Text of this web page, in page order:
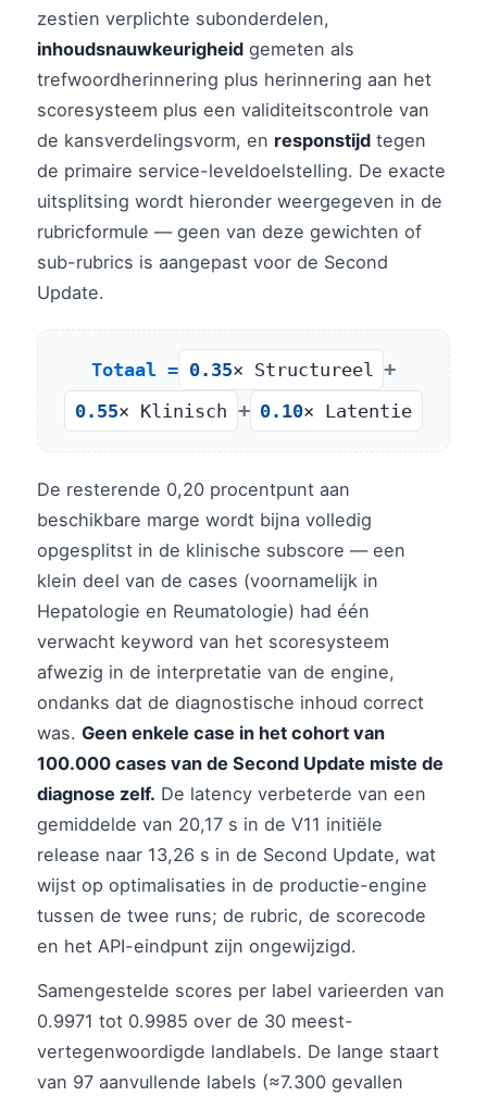
zestien verplichte subonderdelen,
inhoudsnauwkeurigheid gemeten als
trefwoordherinnering plus herinnering aan het
scoresysteem plus een validiteitscontrole van
de kansverdelingsvorm, en responstijd tegen
de primaire service-leveldoelstelling. De exacte
uitsplitsing wordt hieronder weergegeven in de
rubricformule — geen van deze gewichten of
sub-rubrics is aangepast voor de Second
Update.
Totaal = 0.35× Structureel +
0.55× Klinisch + 0.10× Latentie
De resterende 0,20 procentpunt aan
beschikbare marge wordt bijna volledig
opgesplitst in de klinische subscore — een
klein deel van de cases (voornamelijk in
Hepatologie en Reumatologie) had één
verwacht keyword van het scoresysteem
afwezig in de interpretatie van de engine,
ondanks dat de diagnostische inhoud correct
was. Geen enkele case in het cohort van
100.000 cases van de Second Update miste de
diagnose zelf. De latency verbeterde van een
gemiddelde van 20,17 s in de V11 initiële
release naar 13,26 s in de Second Update, wat
wijst op optimalisaties in de productie-engine
tussen de twee runs; de rubric, de scorecode
en het API-eindpunt zijn ongewijzigd.
Samengestelde scores per label varieerden van
0.9971 tot 0.9985 over de 30 meest-
vertegenwoordigde landlabels. De lange staart
van 97 aanvullende labels (≈7.300 gevallen